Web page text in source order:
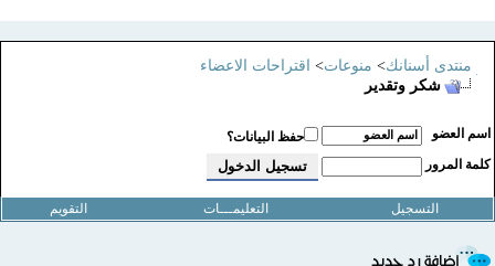
منتدى أسنانك>منوعات>اقتراحات الاعضاء
شكر وتقدير
اسم العضو
حفظ البيانات؟
كلمة المرور
التسجيل التعليمـــات التقويم